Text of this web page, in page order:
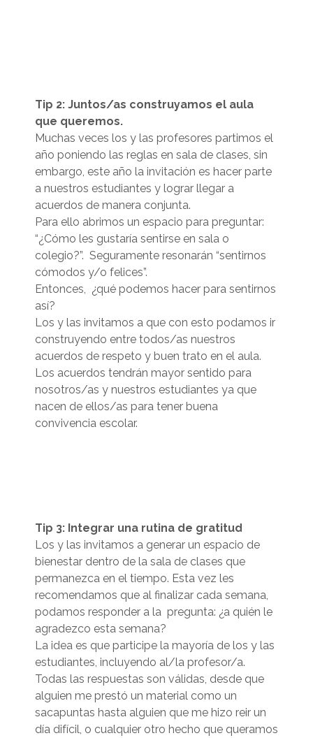
Tip 2: Juntos/as construyamos el aula
que queremos.
Muchas veces los y las profesores partimos el
año poniendo las reglas en sala de clases, sin
embargo, este año la invitación es hacer parte
a nuestros estudiantes y lograr llegar a
acuerdos de manera conjunta.
Para ello abrimos un espacio para preguntar:
“¿Cómo les gustaría sentirse en sala o
colegio?”. Seguramente resonarán “sentirnos
cómodos y/o felices”.
Entonces, ¿qué podemos hacer para sentirnos
así?
Los y las invitamos a que con esto podamos ir
construyendo entre todos/as nuestros
acuerdos de respeto y buen trato en el aula.
Los acuerdos tendrán mayor sentido para
nosotros/as y nuestros estudiantes ya que
nacen de ellos/as para tener buena
convivencia escolar.
Tip 3: Integrar una rutina de gratitud
Los y las invitamos a generar un espacio de
bienestar dentro de la sala de clases que
permanezca en el tiempo. Esta vez les
recomendamos que al finalizar cada semana,
podamos responder a la pregunta: ¿a quién le
agradezco esta semana?
La idea es que participe la mayoría de los y las
estudiantes, incluyendo al/la profesor/a.
Todas las respuestas son válidas, desde que
alguien me prestó un material como un
sacapuntas hasta alguien que me hizo reir un
día difícil, o cualquier otro hecho que queramos